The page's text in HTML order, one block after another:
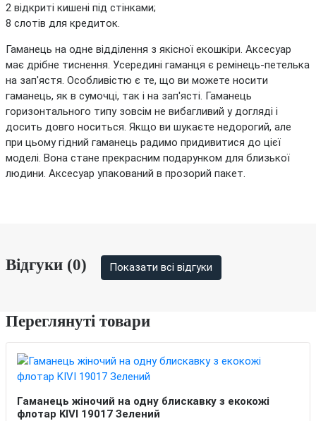
2 відкриті кишені під стінками;
8 слотів для кредиток.
Гаманець на одне відділення з якісної екошкіри. Аксесуар
має дрібне тиснення. Усередині гаманця є ремінець-петелька
на зап'ястя. Особливістю є те, що ви можете носити
гаманець, як в сумочці, так і на зап'ясті. Гаманець
горизонтального типу зовсім не вибагливий у догляді і
досить довго носиться. Якщо ви шукаєте недорогий, але
при цьому гідний гаманець радимо придивитися до цієї
моделі. Вона стане прекрасним подарунком для близької
людини. Аксесуар упакований в прозорий пакет.
Відгуки (0) Показати всі відгуки
Переглянуті товари
Гаманець жіночий на одну блискавку з екокожі
флотар KIVI 19017 Зелений